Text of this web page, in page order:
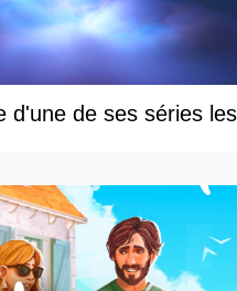
d'une de ses séries les